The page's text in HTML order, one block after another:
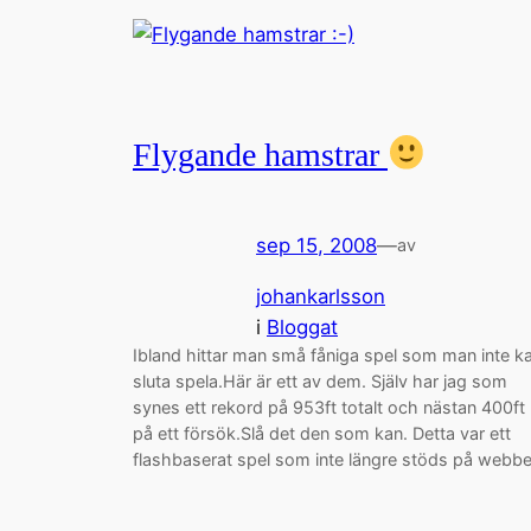
Flygande hamstrar
sep 15, 2008—av
johankarlsson
i Bloggat
Ibland hittar man små fåniga spel som man inte
sluta spela.Här är ett av dem. Själv har jag som
synes ett rekord på 953ft totalt och nästan 400ft
på ett försök.Slå det den som kan. Detta var ett
flashbaserat spel som inte längre stöds på